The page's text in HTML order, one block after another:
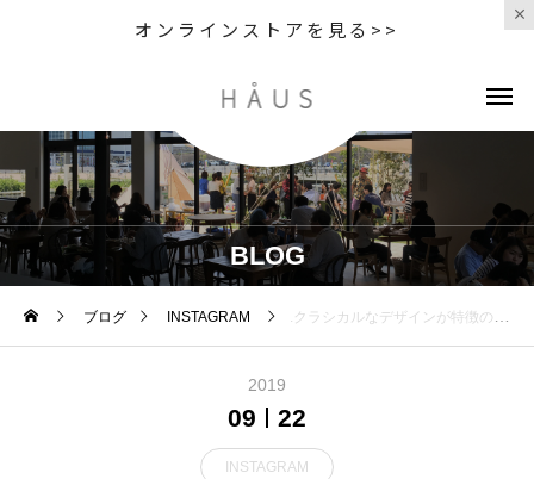
オンラインストアを見る>>
BLOG
ブログ INSTAGRAM .クラシカルなデザインが特徴のピルケースが入荷しました。錠剤の形状でカラフルな色展開。丸型の36gとカプセル型の50gがございます。常用しているお薬を保管するのにもぴったり。話のネタにもなりそうです。.#detail#pillbox#capsulebox#haus #haus_matsue #hausmatsue #松江カフェ #島根カフェ #松江旅行#島根旅行#松江 #島根 #山陰
2019
09 22
INSTAGRAM